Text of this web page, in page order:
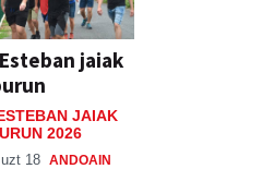
jaiak
JAIAK
2026
uzt 18 ANDOAIN